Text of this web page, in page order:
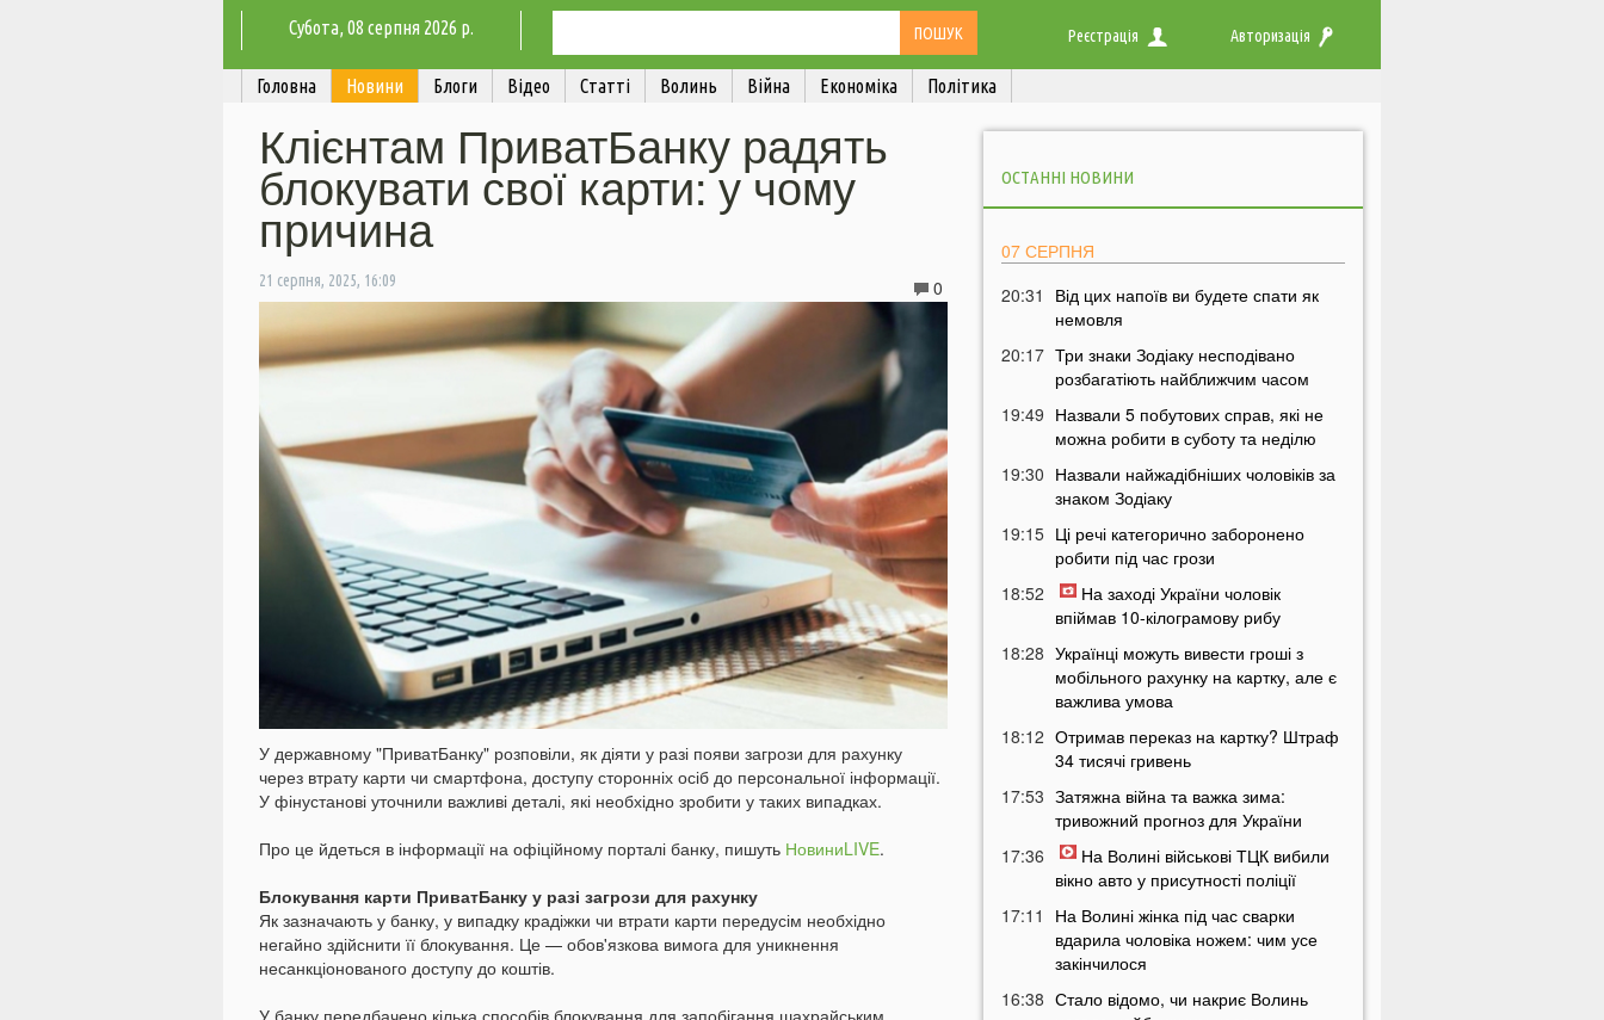
Субота, 08 серпня 2026 р. Реєстрація Авторизація
Головна Новини Блоги Відео Статті Волинь Війна Економіка Політика
Клієнтам ПриватБанку радять
блокувати свої карти: у чому
причина
21 серпня, 2025, 16:09 0
У державному "ПриватБанку" розповіли, як діяти у разі появи загрози для рахунку
через втрату карти чи смартфона, доступу сторонніх осіб до персональної інформації.
У фінустанові уточнили важливі деталі, які необхідно зробити у таких випадках.
Про це йдеться в інформації на офіційному порталі банку, пишуть НовиниLIVE.
Блокування карти ПриватБанку у разі загрози для рахунку
Як зазначають у банку, у випадку крадіжки чи втрати карти передусім необхідно
негайно здійснити її блокування. Це — обов'язкова вимога для уникнення
несанкціонованого доступу до коштів.
ОСТАННІ НОВИНИ
07 СЕРПНЯ
20:31
Від цих напоїв ви будете спати як
немовля
20:17 Три знаки Зодіаку несподівано
розбагатіють найближчим часом
19:49 Назвали 5 побутових справ, які не
можна робити в суботу та неділю
19:30 Назвали найжадібніших чоловіків за
знаком Зодіаку
19:15 Ці речі категорично заборонено
робити під час грози
18:52
На заході України чоловік
впіймав 10-кілограмову рибу
18:28 Українці можуть вивести гроші з
мобільного рахунку на картку, але є
важлива умова
18:12 Отримав переказ на картку? Штраф
34 тисячі гривень
17:53 Затяжна війна та важка зима:
тривожний прогноз для України
17:36
На Волині військові ТЦК вибили
вікно авто у присутності поліції
17:11
На Волині жінка під час сварки
вдарила чоловіка ножем: чим усе
закінчилося
16:38 Стало відомо, чи накриє Волинь